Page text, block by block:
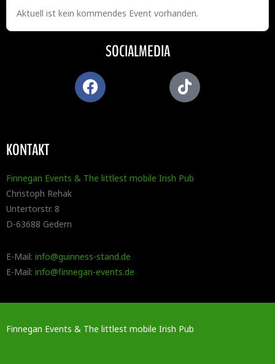
Aktuell ist kein kommendes Event vorhanden.
SOCIALMEDIA
KONTAKT
Finnegan Events & The littlest mobile Irish Pub
Christoph Rehak
Untertorstr. 8
D-63688 Gedern
E-Mail: info@guinness-stand.de
E-Mail: info@finnegan-events.de
Finnegan Events & The littlest mobile Irish Pub